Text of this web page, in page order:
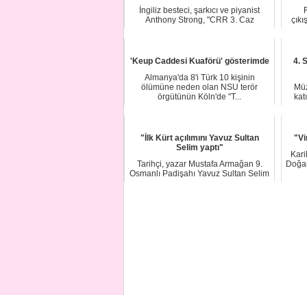
İngiliz besteci, şarkıcı ve piyanist
Anthony Strong, "CRR 3. Caz
'Keup Caddesi Kuaförü' gösterimde
Almanya'da 8'i Türk 10 kişinin
ölümüne neden olan NSU terör
örgütünün Köln'de "T...
4.
"İlk Kürt açılımını Yavuz Sultan
Selim yaptı"
Tarihçi, yazar Mustafa Armağan 9.
Osmanlı Padişahı Yavuz Sultan Selim